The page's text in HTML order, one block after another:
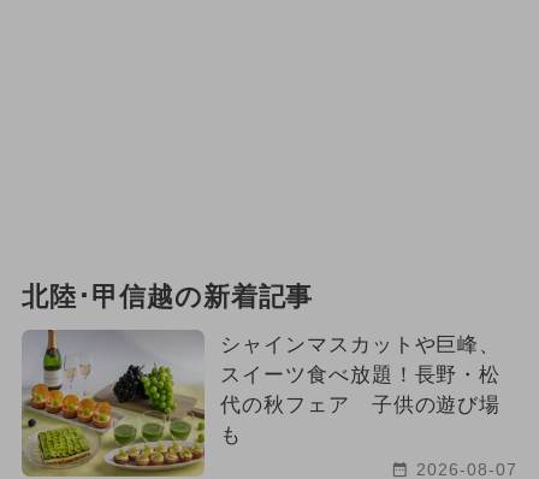
北陸･甲信越の新着記事
シャインマスカットや巨峰、
スイーツ食べ放題！長野・松
代の秋フェア 子供の遊び場
も
2026-08-07